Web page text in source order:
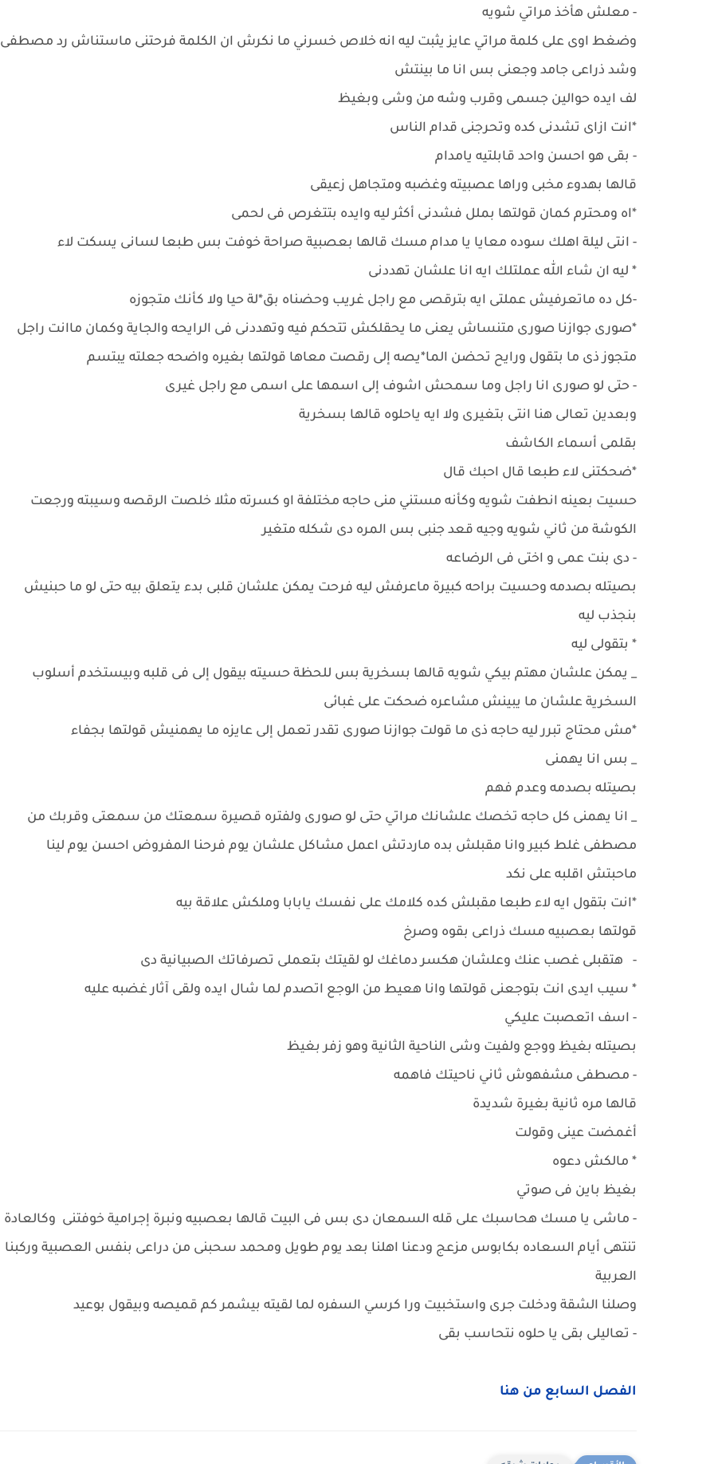
- معلش هأخذ مراتي شويه
وضغط اوى على كلمة مراتي عايز يثبت ليه انه خلاص خسرني ما نكرش ان الكلمة فرحتنى ماستناش رد مصطفى
وشد ذراعى جامد وجعنى بس انا ما بينتش
لف ايده حوالين جسمى وقرب وشه من وشى وبغيظ
*انت ازاى تشدنى كده وتحرجنى قدام الناس
- بقى هو احسن واحد قابلتيه يامدام
قالها بهدوء مخبى وراها عصبيته وغضبه ومتجاهل زعيقى
*اه ومحترم كمان قولتها بملل فشدنى أكثر ليه وايده بتتغرص فى لحمى
- انتى ليلة اهلك سوده معايا يا مدام مسك قالها بعصبية صراحة خوفت بس طبعا لسانى يسكت لاء
* ليه ان شاء الله عملتلك ايه انا علشان تهددنى
-كل ده ماتعرفيش عملتى ايه بترقصى مع راجل غريب وحضناه بق*لة حيا ولا كأنك متجوزه
*صورى جوازنا صورى متنساش يعنى ما يحقلكش تتحكم فيه وتهددنى فى الرايحه والجاية وكمان ماانت راجل
متجوز ذى ما بتقول ورايح تحضن الما*يصه إلى رقصت معاها قولتها بغيره واضحه جعلته يبتسم
- حتى لو صورى انا راجل وما سمحش اشوف إلى اسمها على اسمى مع راجل غيرى
وبعدين تعالى هنا انتى بتغيرى ولا ايه ياحلوه قالها بسخرية
بقلمى أسماء الكاشف
*ضحكتنى لاء طبعا قال احبك قال
حسيت بعينه انطفت شويه وكأنه مستني منى حاجه مختلفة او كسرته مثلا خلصت الرقصه وسيبته ورجعت
الكوشة من ثاني شويه وجيه قعد جنبى بس المره دى شكله متغير
- دى بنت عمى و اختى فى الرضاعه
بصيتله بصدمه وحسيت براحه كبيرة ماعرفش ليه فرحت يمكن علشان قلبى بدء يتعلق بيه حتى لو ما حبنيش
بنجذب ليه
* بتقولى ليه
_ يمكن علشان مهتم بيكي شويه قالها بسخرية بس للحظة حسيته بيقول إلى فى قلبه وبيستخدم أسلوب
السخرية علشان ما يبينش مشاعره ضحكت على غبائى
*مش محتاج تبرر ليه حاجه ذى ما قولت جوازنا صورى تقدر تعمل إلى عايزه ما يهمنيش قولتها بجفاء
_ بس انا يهمنى
بصيتله بصدمه وعدم فهم
_ انا يهمنى كل حاجه تخصك علشانك مراتي حتى لو صورى ولفتره قصيرة سمعتك من سمعتى وقربك من
مصطفى غلط كبير وانا مقبلش بده ماردتش اعمل مشاكل علشان يوم فرحنا المفروض احسن يوم لينا
ماحبتش اقلبه على نكد
*انت بتقول ايه لاء طبعا مقبلش كده كلامك على نفسك يابابا وملكش علاقة بيه
قولتها بعصبيه مسك ذراعى بقوه وصرخ
- هتقبلى غصب عنك وعلشان هكسر دماغك لو لقيتك بتعملى تصرفاتك الصبيانية دى
* سيب ايدى انت بتوجعنى قولتها وانا هعيط من الوجع اتصدم لما شال ايده ولقى آثار غضبه عليه
- اسف اتعصبت عليكي
بصيتله بغيظ ووجع ولفيت وشى الناحية الثانية وهو زفر بغيظ
- مصطفى مشفهوش ثاني ناحيتك فاهمه
قالها مره ثانية بغيرة شديدة
أغمضت عينى وقولت
* مالكش دعوه
بغيظ باين فى صوتي
- ماشى يا مسك هحاسبك على قله السمعان دى بس فى البيت قالها بعصبيه ونبرة إجرامية خوفتنى وكالعادة
تنتهى أيام السعاده بكابوس مزعج ودعنا اهلنا بعد يوم طويل ومحمد سحبنى من دراعى بنفس العصبية وركبنا
العربية
وصلنا الشقة ودخلت جرى واستخبيت ورا كرسي السفره لما لقيته بيشمر كم قميصه وبيقول بوعيد
- تعاليلى بقى يا حلوه نتحاسب بقى
الفصل السابع من هنا